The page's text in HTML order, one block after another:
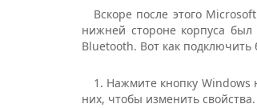
Вскоре после этого
нижней стороне корпуса
Bluetooth. Вот как подключить
1. Нажмите кнопку Windows
них, чтобы изменить